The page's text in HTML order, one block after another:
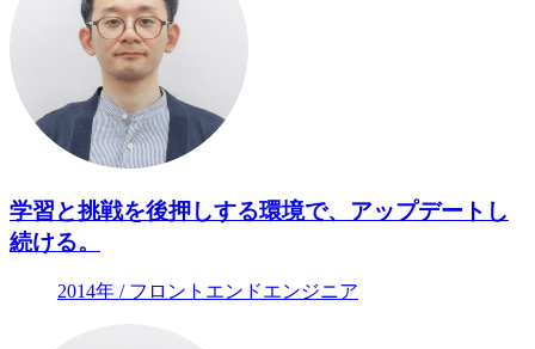
学習と挑戦を後押しする環境で、アップデートし
続ける。
2014年 / フロントエンドエンジニア